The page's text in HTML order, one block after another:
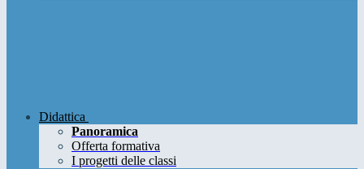
Didattica
Panoramica
Offerta formativa
I progetti delle classi